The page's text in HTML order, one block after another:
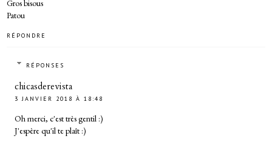
Gros bisous
Patou
RÉPONDRE
RÉPONSES
chicasderevista
3 JANVIER 2018 À 18:48
Oh merci, c'est très gentil :)
J'espère qu'il te plaît :)